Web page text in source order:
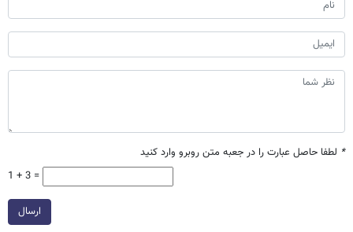
* لطفا حاصل عبارت را در جعبه متن روبرو وارد کنید
1 + 3 =
ارسال